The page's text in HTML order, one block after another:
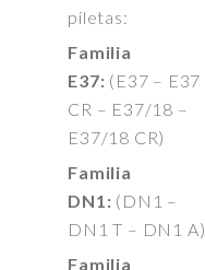
piletas:
Familia
E37: (E37 – E37
CR – E37/18 –
E37/18 CR)
Familia
DN1: (DN1 –
DN1 T – DN1 A)
Familia